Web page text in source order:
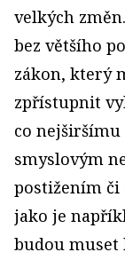
velkých
bez většího
zákon, který
zpřístupnit
co nejširšímu
smyslovým
postižením
jako je
budou muset